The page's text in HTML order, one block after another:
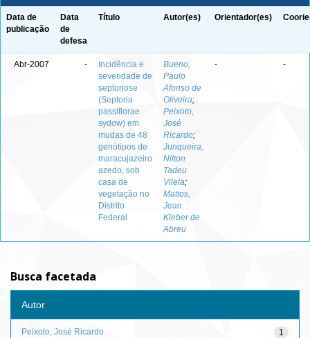
Data de
publicação
Data
de
defesa
Título Autor(es) Orientador(es)
Abr-2007 -
Incidência e
severidade de
septoriose
(Septoria
passiflorae
sydow) em
mudas de 48
genótipos de
maracujazeiro
azedo, sob
casa de
vegetação no
Distrito
Federal
Bueno,
Paulo
Afonso de
Oliveira;
Peixoto,
José
Ricardo;
Junqueira,
Nilton
Tadeu
Vilela;
Mattos,
Jean
Kleber de
Abreu
- -
Busca facetada
Autor
1
Peixoto, José Ricardo